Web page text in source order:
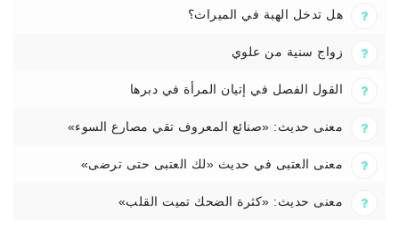
هل تدخل الهبة في الميراث؟
زواج سنية من علوي
القول الفصل في إتيان المرأة في دبرها
معنى حديث: «صنائع المعروف تقي مصارع السوء»
معنى العتبى في حديث «لك العتبى حتى ترضى»
معنى حديث: «كثرة الضحك تميت القلب»